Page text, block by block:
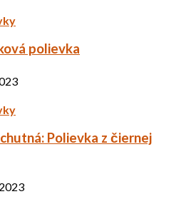
polievka
Polievka z čiernej